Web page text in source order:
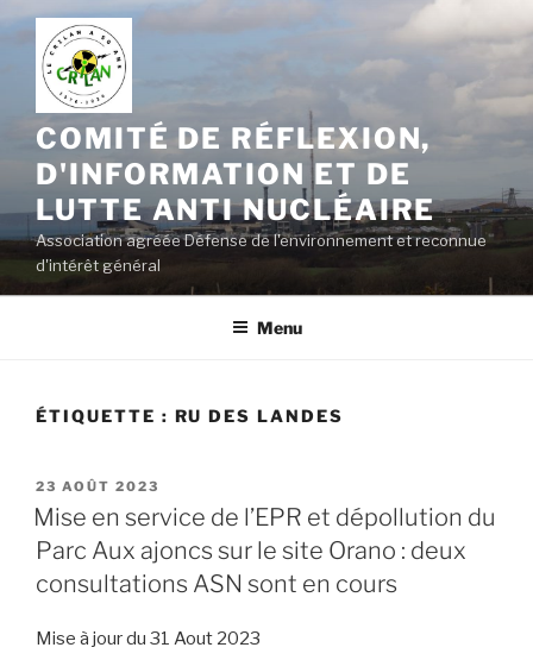
Aller
contenu
principal
COMITÉ DE RÉFLEXION,
D'INFORMATION ET DE
LUTTE ANTI NUCLÉAIRE
Association agréée Défense de l'environnement et reconnue
d'intérêt général
Menu
ÉTIQUETTE : RU DES LANDES
PUBLIÉ
LE
23 AOÛT 2023
Mise en service de l’EPR et dépollution du
Parc Aux ajoncs sur le site Orano : deux
consultations ASN sont en cours
Mise à jour du 31 Aout 2023